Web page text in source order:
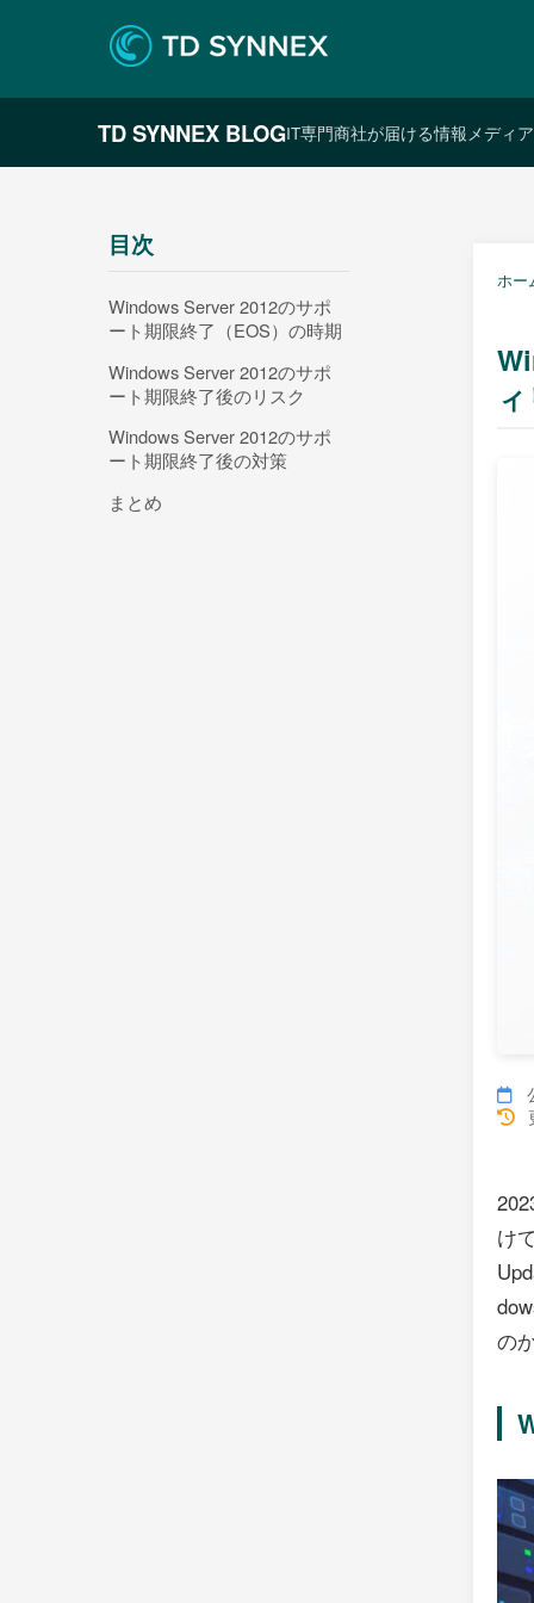
TD SYNNEX BLOGIT専門商社が届ける情報メディア
目次
Windows Server 2012のサポ
ート期限終了（EOS）の時期
Windows Server 2012のサポ
ート期限終了後のリスク
Windows Server 2012のサポ
ート期限終了後の対策
まとめ
ホー
け
の